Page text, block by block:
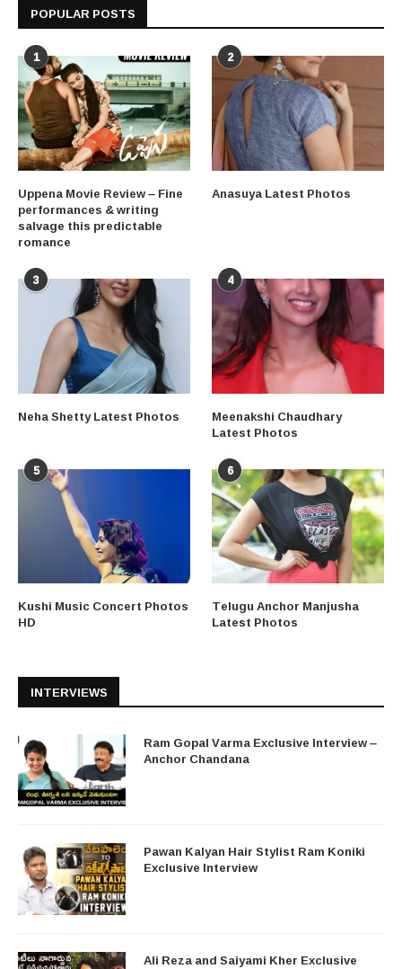
POPULAR POSTS
1
Uppena Movie Review – Fine
performances & writing
salvage this predictable
romance
2
Anasuya Latest Photos
3
Neha Shetty Latest Photos
4
Meenakshi Chaudhary
Latest Photos
5
Kushi Music Concert Photos
HD
6
Telugu Anchor Manjusha
Latest Photos
INTERVIEWS
Ram Gopal Varma Exclusive Interview –
Anchor Chandana
Pawan Kalyan Hair Stylist Ram Koniki
Exclusive Interview
Ali Reza and Saiyami Kher Exclusive